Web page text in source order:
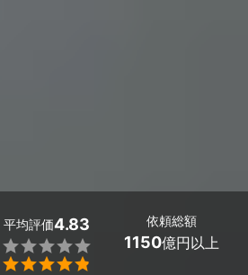
平均評価4.83


依頼総額
1150億円以上